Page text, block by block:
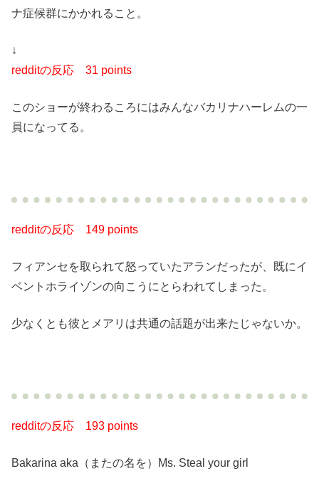
ナ症候群にかかれること。
↓
redditの反応 31 points
このショーが終わるころにはみんなバカリナハーレムの一
員になってる。
redditの反応 149 points
フィアンセを取られて怒っていたアランだったが、既にイ
ベントホライゾンの向こうにとらわれてしまった。
少なくとも彼とメアリは共通の話題が出来たじゃないか。
redditの反応 193 points
Bakarina aka（またの名を）Ms. Steal your girl